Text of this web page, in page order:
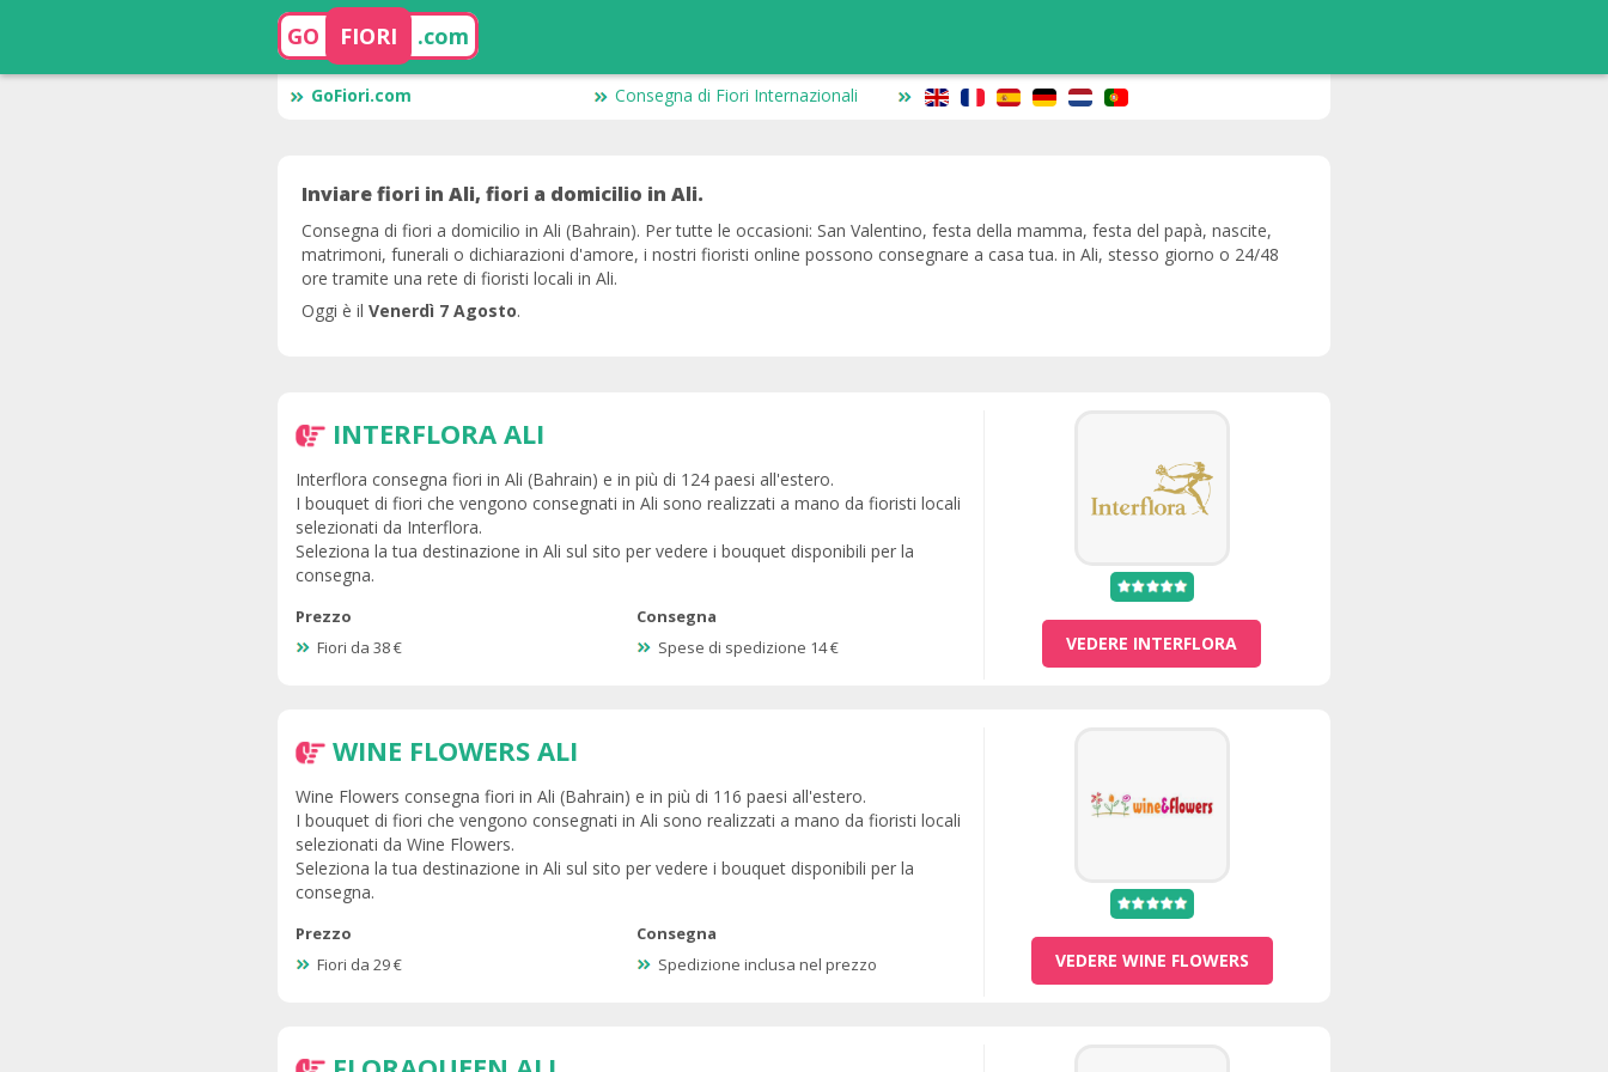
GO FIORI .com
GoFiori.com Consegna di Fiori Internazionali
Inviare fiori in Ali, fiori a domicilio in Ali.
Consegna di fiori a domicilio in Ali (Bahrain). Per tutte le occasioni: San Valentino, festa della mamma, festa del papà, nascite,
matrimoni, funerali o dichiarazioni d'amore, i nostri fioristi online possono consegnare a casa tua. in Ali, stesso giorno o 24/48
ore tramite una rete di fioristi locali in Ali.
Oggi è il Venerdì 7 Agosto.
INTERFLORA ALI
Interflora consegna fiori in Ali (Bahrain) e in più di 124 paesi all'estero.
I bouquet di fiori che vengono consegnati in Ali sono realizzati a mano da fioristi locali
selezionati da Interflora.
Seleziona la tua destinazione in Ali sul sito per vedere i bouquet disponibili per la
consegna.
Prezzo
Fiori da 38 €
Consegna
Spese di spedizione 14 €
VEDERE INTERFLORA
WINE FLOWERS ALI
Wine Flowers consegna fiori in Ali (Bahrain) e in più di 116 paesi all'estero.
I bouquet di fiori che vengono consegnati in Ali sono realizzati a mano da fioristi locali
selezionati da Wine Flowers.
Seleziona la tua destinazione in Ali sul sito per vedere i bouquet disponibili per la
consegna.
Prezzo
Fiori da 29 €
Consegna
Spedizione inclusa nel prezzo
VEDERE WINE FLOWERS